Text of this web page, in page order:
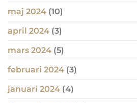
maj 2024 (10)
april 2024 (3)
mars 2024 (5)
februari 2024 (3)
januari 2024 (4)